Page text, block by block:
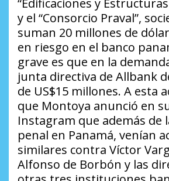
“Edificaciones y
y el “Consorcio Praval”,
suman 20 millones de
en riesgo en el banco
grave es que en la
junta directiva de Allbank
de US$15 millones. A esta
que Montoya anunció en
Instagram que además de
penal en Panamá, venían
similares contra Víctor
Alfonso de Borbón y las